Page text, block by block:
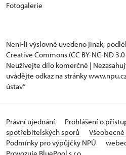
Fotogalerie
Není-li výslovně uvedeno jinak,
Creative Commons (CC BY-NC-ND
Neužívejte dílo komerčně |
uvádějte odkaz na stránky
ústav“
Právní ujednání Prohlášení o
spotřebitelských sporů
Podmínky pro výpůjčky NPÚ